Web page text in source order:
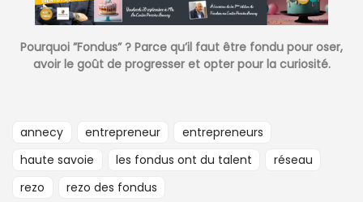
Pourquoi ”Fondus” ? Parce qu’il faut être fondu pour oser,
avoir le goût de progresser et opter pour la curiosité.
annecy entrepreneur
entrepreneurs
haute savoie
les fondus ont du talent
réseau
rezo
rezo des fondus